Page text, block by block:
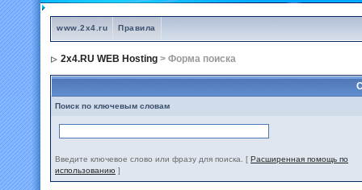
www.2x4.ru Правила
2x4.RU WEB Hosting > Форма поиска
Поиск по ключевым словам
Введите ключевое слово или фразу для поиска. [ Расширенная помощь по
использованию ]